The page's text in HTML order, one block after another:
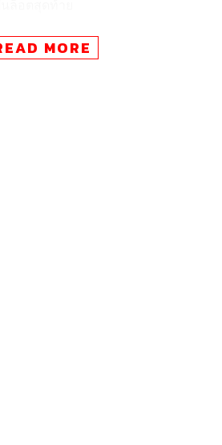
หลีจะนำเอาความห่วงใยของเราไป
าหลีเพื่อแก้ไข ส่วนตัวพร้อมที่จะเดิน
MORE